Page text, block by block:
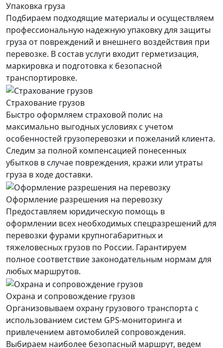
Упаковка груза
Подбираем подходящие материалы и осуществляем
профессиональную надежную упаковку для защиты
груза от повреждений и внешнего воздействия при
перевозке. В состав услуги входит герметизация,
маркировка и подготовка к безопасной
транспортировке.
Страхование грузов
Быстро оформляем страховой полис на
максимально выгодных условиях с учетом
особенностей грузоперевозки и пожеланий клиента.
Следим за полной компенсацией понесенных
убытков в случае повреждения, кражи или утраты
груза в ходе доставки.
Оформление разрешения на перевозку
Предоставляем юридическую помощь в
оформлении всех необходимых спецразрешений для
перевозки фурами крупногабаритных и
тяжеловесных грузов по России. Гарантируем
полное соответствие законодательным нормам для
любых маршрутов.
Охрана и сопровождение грузов
Организовываем охрану грузового транспорта с
использованием систем GPS-мониторинга и
привлечением автомобилей сопровождения.
Выбираем наиболее безопасный маршрут, ведем